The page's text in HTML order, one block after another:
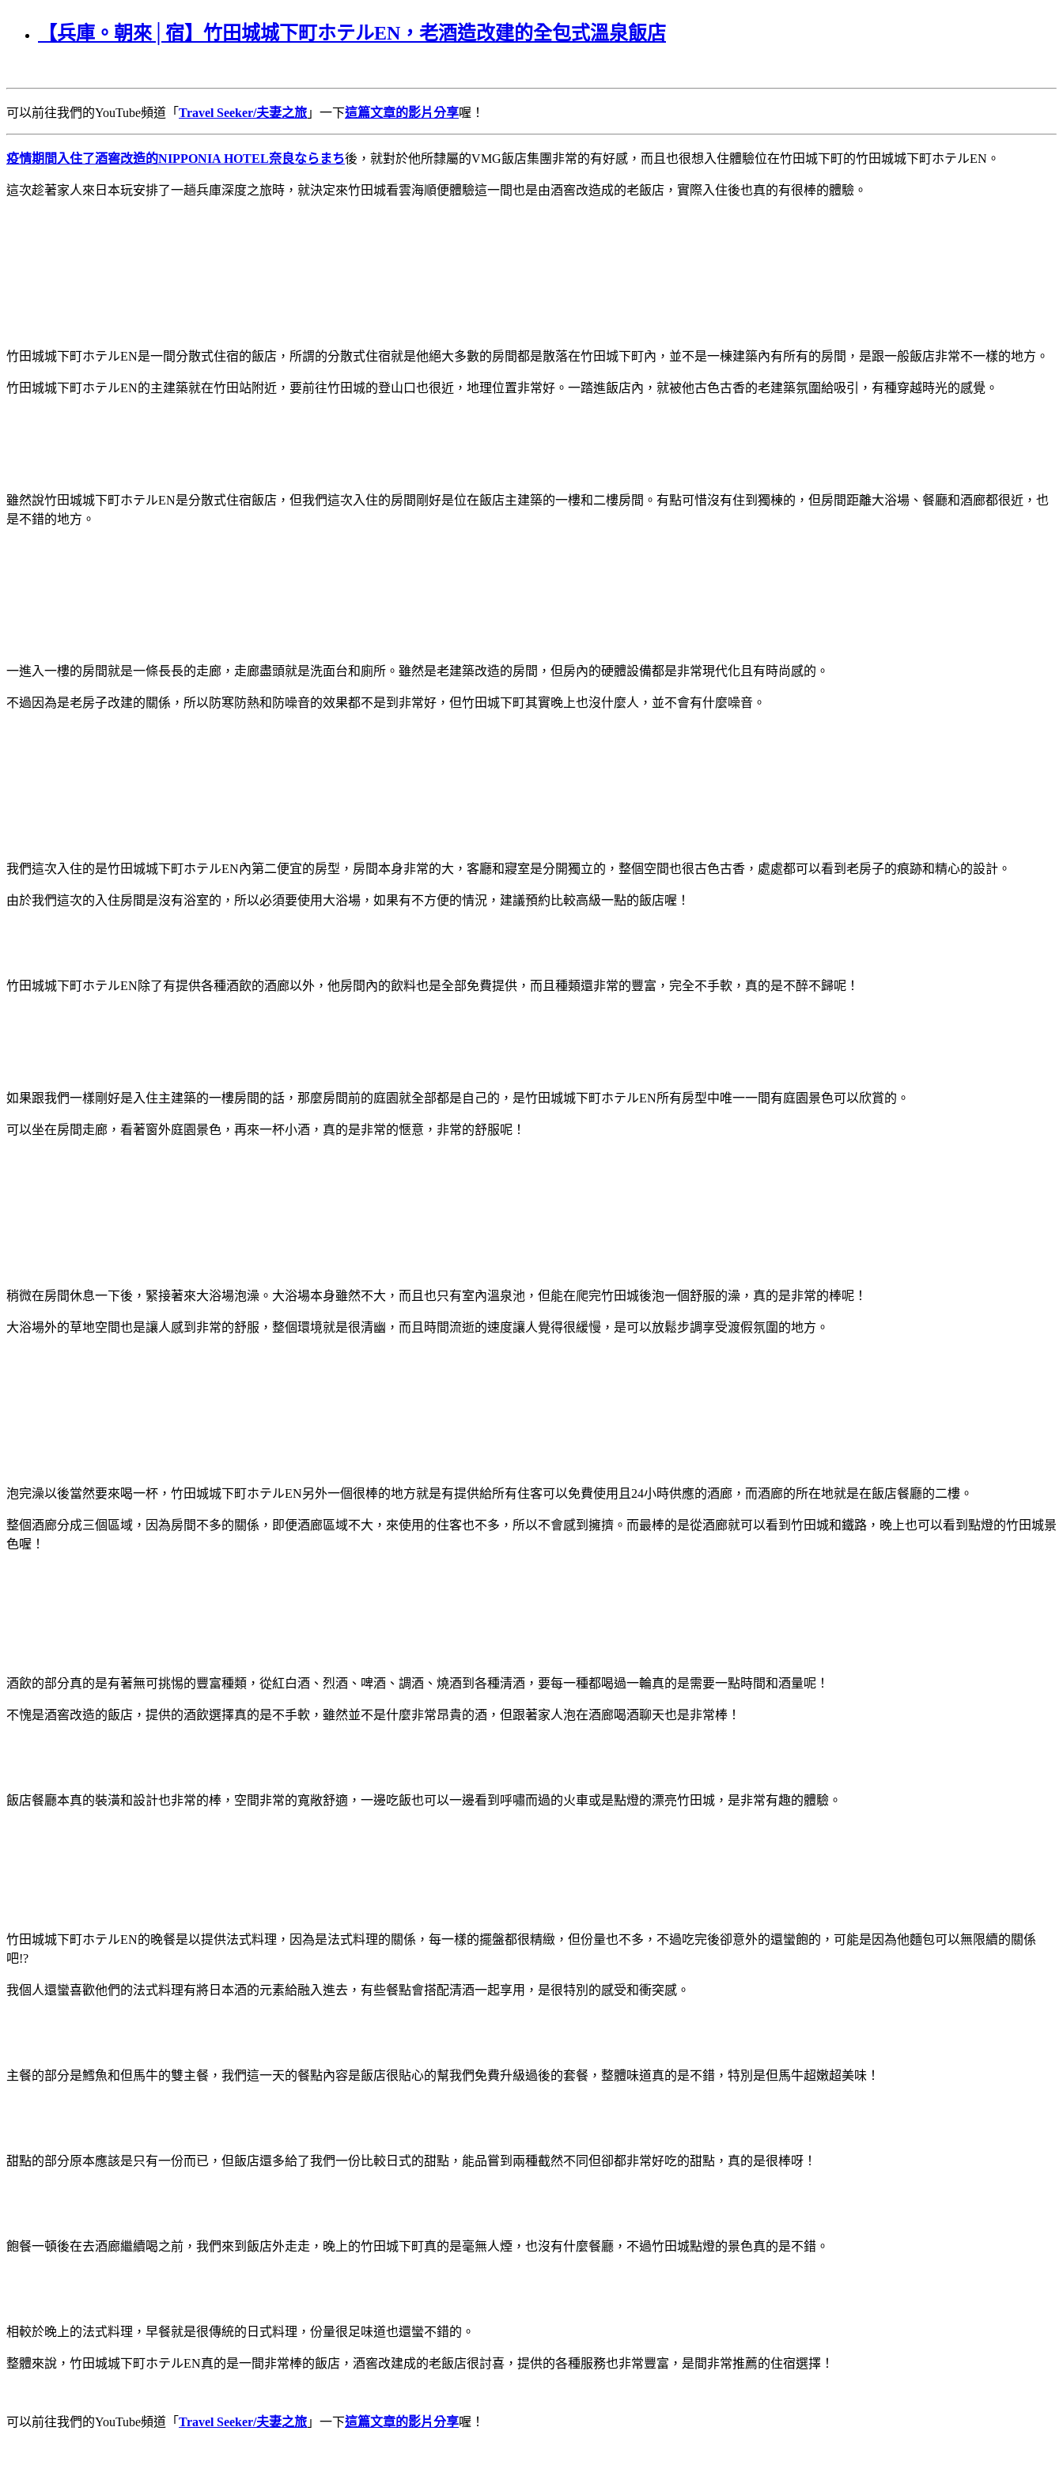
【兵庫。朝來│宿】竹田城城下町ホテルEN，老酒造改建的全包式溫泉飯店
可以前往我們的YouTube頻道「 Travel Seeker/夫妻之旅 」一下這篇文章的影片分享喔！
疫情期間入住了酒窖改造的NIPPONIA HOTEL奈良ならまち後，就對於他所隸屬的VMG飯店集團非常的有好感，而且也很想入住體驗位在竹田城下町的竹田城城下町ホテルEN。
這次趁著家人來日本玩安排了一趟兵庫深度之旅時，就決定來竹田城看雲海順便體驗這一間也是由酒窖改造成的老飯店，實際入住後也真的有很棒的體驗。
竹田城城下町ホテルEN是一間分散式住宿的飯店，所謂的分散式住宿就是他絕大多數的房間都是散落在竹田城下町內，並不是一棟建築內有所有的房間，是跟一般飯店非常不一樣的地方。
竹田城城下町ホテルEN的主建築就在竹田站附近，要前往竹田城的登山口也很近，地理位置非常好。一踏進飯店內，就被他古色古香的老建築氛圍給吸引，有種穿越時光的感覺。
雖然說竹田城城下町ホテルEN是分散式住宿飯店，但我們這次入住的房間剛好是位在飯店主建築的一樓和二樓房間。有點可惜沒有住到獨棟的，但房間距離大浴場、餐廳和酒廊都很近，也
是不錯的地方。
一進入一樓的房間就是一條長長的走廊，走廊盡頭就是洗面台和廁所。雖然是老建築改造的房間，但房內的硬體設備都是非常現代化且有時尚感的。
不過因為是老房子改建的關係，所以防寒防熱和防噪音的效果都不是到非常好，但竹田城下町其實晚上也沒什麼人，並不會有什麼噪音。
我們這次入住的是竹田城城下町ホテルEN內第二便宜的房型，房間本身非常的大，客廳和寢室是分開獨立的，整個空間也很古色古香，處處都可以看到老房子的痕跡和精心的設計。
由於我們這次的入住房間是沒有浴室的，所以必須要使用大浴場，如果有不方便的情況，建議預約比較高級一點的飯店喔！
竹田城城下町ホテルEN除了有提供各種酒飲的酒廊以外，他房間內的飲料也是全部免費提供，而且種類還非常的豐富，完全不手軟，真的是不醉不歸呢！
如果跟我們一樣剛好是入住主建築的一樓房間的話，那麼房間前的庭園就全部都是自己的，是竹田城城下町ホテルEN所有房型中唯一一間有庭園景色可以欣賞的。
可以坐在房間走廊，看著窗外庭園景色，再來一杯小酒，真的是非常的愜意，非常的舒服呢！
稍微在房間休息一下後，緊接著來大浴場泡澡。大浴場本身雖然不大，而且也只有室內溫泉池，但能在爬完竹田城後泡一個舒服的澡，真的是非常的棒呢！
大浴場外的草地空間也是讓人感到非常的舒服，整個環境就是很清幽，而且時間流逝的速度讓人覺得很緩慢，是可以放鬆步調享受渡假氛圍的地方。
泡完澡以後當然要來喝一杯，竹田城城下町ホテルEN另外一個很棒的地方就是有提供給所有住客可以免費使用且24小時供應的酒廊，而酒廊的所在地就是在飯店餐廳的二樓。
整個酒廊分成三個區域，因為房間不多的關係，即便酒廊區域不大，來使用的住客也不多，所以不會感到擁擠。而最棒的是從酒廊就可以看到竹田城和鐵路，晚上也可以看到點燈的竹田城景
色喔！
酒飲的部分真的是有著無可挑惕的豐富種類，從紅白酒、烈酒、啤酒、調酒、燒酒到各種清酒，要每一種都喝過一輪真的是需要一點時間和酒量呢！
不愧是酒窖改造的飯店，提供的酒飲選擇真的是不手軟，雖然並不是什麼非常昂貴的酒，但跟著家人泡在酒廊喝酒聊天也是非常棒！
飯店餐廳本真的裝潢和設計也非常的棒，空間非常的寬敞舒適，一邊吃飯也可以一邊看到呼嘯而過的火車或是點燈的漂亮竹田城，是非常有趣的體驗。
竹田城城下町ホテルEN的晚餐是以提供法式料理，因為是法式料理的關係，每一樣的擺盤都很精緻，但份量也不多，不過吃完後卻意外的還蠻飽的，可能是因為他麵包可以無限續的關係
吧!?
我個人還蠻喜歡他們的法式料理有將日本酒的元素給融入進去，有些餐點會搭配清酒一起享用，是很特別的感受和衝突感。
主餐的部分是鱈魚和但馬牛的雙主餐，我們這一天的餐點內容是飯店很貼心的幫我們免費升級過後的套餐，整體味道真的是不錯，特別是但馬牛超嫩超美味！
甜點的部分原本應該是只有一份而已，但飯店還多給了我們一份比較日式的甜點，能品嘗到兩種截然不同但卻都非常好吃的甜點，真的是很棒呀！
飽餐一頓後在去酒廊繼續喝之前，我們來到飯店外走走，晚上的竹田城下町真的是毫無人煙，也沒有什麼餐廳，不過竹田城點燈的景色真的是不錯。
相較於晚上的法式料理，早餐就是很傳統的日式料理，份量很足味道也還蠻不錯的。
整體來說，竹田城城下町ホテルEN真的是一間非常棒的飯店，酒窖改建成的老飯店很討喜，提供的各種服務也非常豐富，是間非常推薦的住宿選擇！
可以前往我們的YouTube頻道「 Travel Seeker/夫妻之旅 」一下這篇文章的影片分享喔！